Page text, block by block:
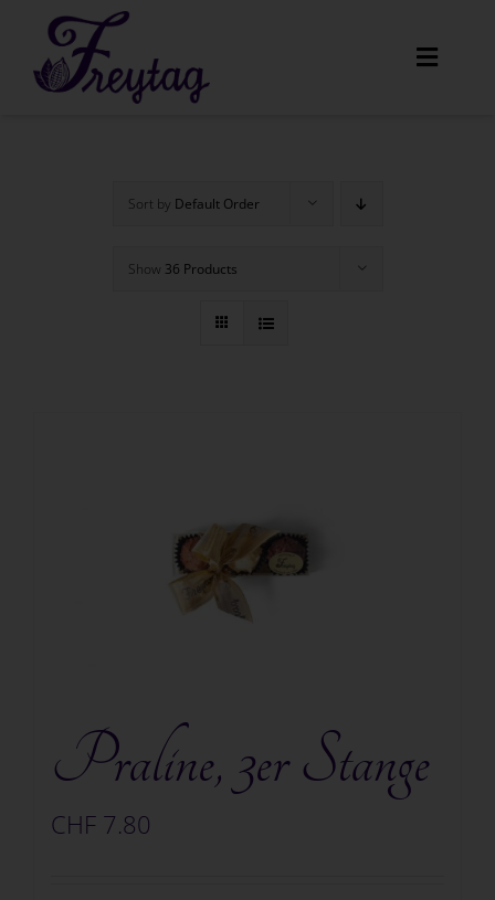
content
Toggle
Unser Angebot
Warenkorb
Sort by Default Order
Show 36 Products
Praline, 3er Stange
CHF 7.80